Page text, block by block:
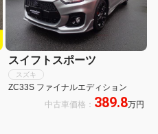
スイフトスポーツ
スズキ
ZC33S ファイナルエディション
中古車価格： 389.8万円